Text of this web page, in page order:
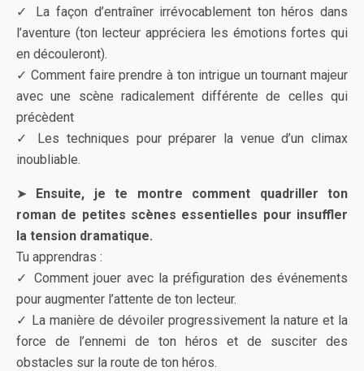
✓ La façon d’entraîner irrévocablement ton héros dans
l’aventure (ton lecteur appréciera les émotions fortes qui
en découleront).
✓ Comment faire prendre à ton intrigue un tournant majeur
avec une scène radicalement différente de celles qui
précèdent
✓ Les techniques pour préparer la venue d’un climax
inoubliable.
➤ Ensuite, je te montre comment quadriller ton
roman de petites scènes essentielles pour insuffler
la tension dramatique.
Tu apprendras :
✓ Comment jouer avec la préfiguration des événements
pour augmenter l’attente de ton lecteur.
✓ La manière de dévoiler progressivement la nature et la
force de l’ennemi de ton héros et de susciter des
obstacles sur la route de ton héros.